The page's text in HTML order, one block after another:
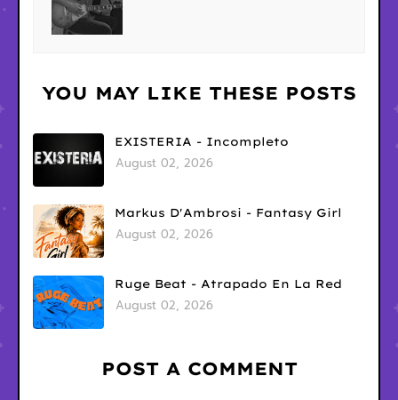
YOU MAY LIKE THESE POSTS
EXISTERIA - Incompleto
August 02, 2026
Markus D'Ambrosi - Fantasy Girl
August 02, 2026
Ruge Beat - Atrapado En La Red
August 02, 2026
POST A COMMENT